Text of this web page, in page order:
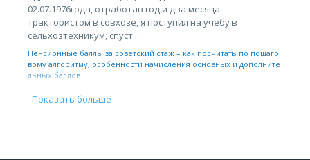
02.07.1976года, отработав год и два месяца
трактористом в совхозе, я поступил на учебу в
сельхозтехникум, спуст...
Пенсионные баллы за советский стаж – как посчитать по пошаго
вому алгоритму, особенности начисления основных и дополните
льных баллов
Показать больше